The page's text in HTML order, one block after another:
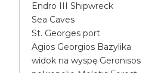
Endro III Shipwreck
Sea Caves
St. Georges port
Agios Georgios Bazylika
widok na wyspę Geronisos